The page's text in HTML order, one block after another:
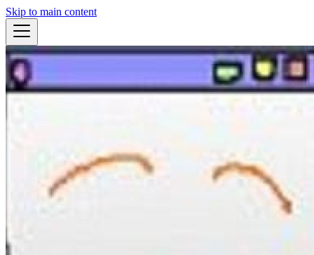
Skip to main content